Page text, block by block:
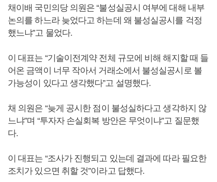
채이배 국민의당 의원은 “불성실공시 여부에 대해 내부
논의를 하느라 늦었다고 하는데 왜 불성실공시를 걱정
했느냐”고 물었다.
이 대표는 “기술이전계약 전체 규모에 비해 해지할 때 들
어온 금액이 너무 작아서 거래소에서 불성실공시로 볼
가능성이 있다고 생각했다”고 설명했다.
채 의원은 “늦게 공시한 점이 불성실하다고 생각하지 않
느냐”며 “투자자 손실회복 방안은 무엇이냐”고 질문했
다.
이 대표는 “조사가 진행되고 있는데 결과에 따라 필요한
조치가 있으면 취할 것”이라고 답했다.